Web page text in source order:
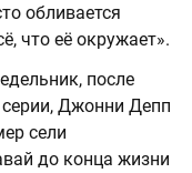
обливается
что её окружает».
после
Джонни Депп
сели
до конца жизни